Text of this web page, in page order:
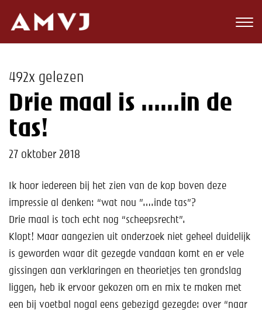
Wedstrijden
Nieuws
Teams
Toekomst
Kalender
Help mee!
Shop
492x gelezen
Drie maal is ……in de
tas!
27 oktober 2018
Ik hoor iedereen bij het zien van de kop boven deze
impressie al denken: “wat nou ”….inde tas”?
Drie maal is toch echt nog “scheepsrecht”.
Klopt! Maar aangezien uit onderzoek niet geheel duidelijk
is geworden waar dit gezegde vandaan komt en er vele
gissingen aan verklaringen en theorietjes ten grondslag
liggen, heb ik ervoor gekozen om en mix te maken met
een bij voetbal nogal eens gebezigd gezegde: over “naar